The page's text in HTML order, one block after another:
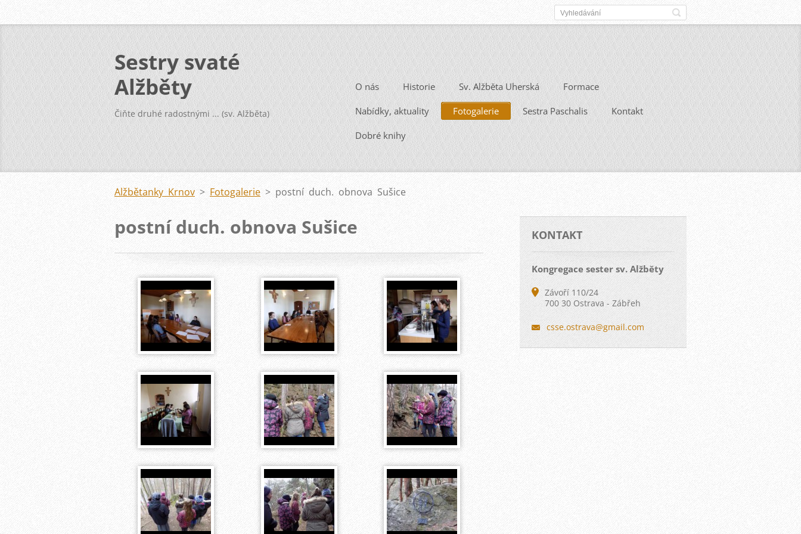
Sestry svaté
Alžběty
Čiňte druhé radostnými ... (sv. Alžběta)
O nás Historie Sv. Alžběta Uherská Formace
Nabídky, aktuality Fotogalerie Sestra Paschalis Kontakt
Dobré knihy
Alžbětanky Krnov > Fotogalerie > postní duch. obnova Sušice
postní duch. obnova Sušice KONTAKT
Kongregace sester sv. Alžběty
Závoří 110/24
700 30 Ostrava - Zábřeh
csse.ostrava@gmail.com